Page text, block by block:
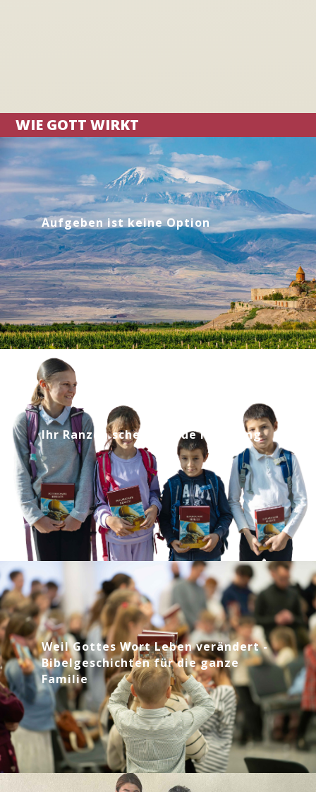
WIE GOTT WIRKT
Aufgeben ist keine Option
Ihr Ranzen schenkt neue Hoffnung
Weil Gottes Wort Leben verändert -
Bibelgeschichten für die ganze
Familie